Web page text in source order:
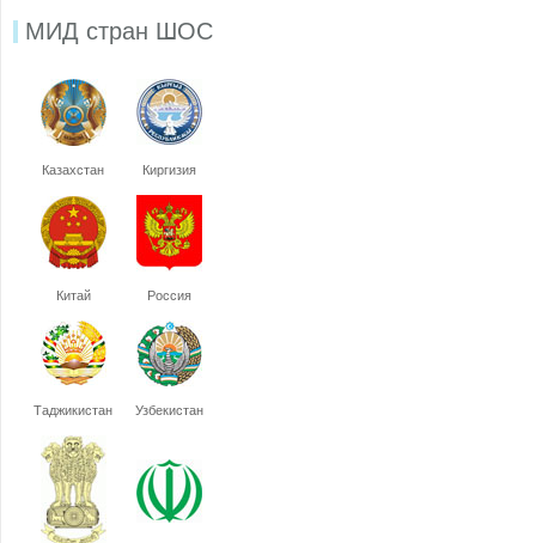
МИД стран ШОС
Казахстан Киргизия
Китай Россия
Таджикистан Узбекистан